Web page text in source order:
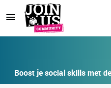
Boost je social skills met